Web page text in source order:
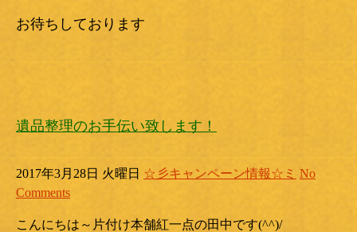
お待ちしております
遺品整理のお手伝い致します！
2017年3月28日 火曜日 ☆彡キャンペーン情報☆ミ No
Comments
こんにちは～片付け本舗紅一点の田中です(^^)/